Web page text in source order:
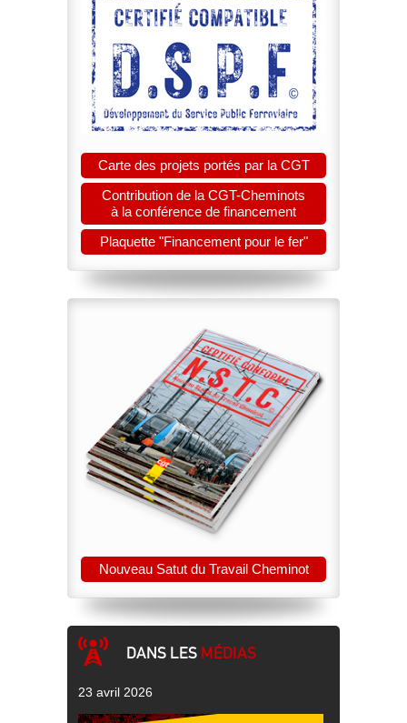
Carte des projets portés par la CGT
Contribution de la CGT-Cheminots
à la conférence de financement
Plaquette "Financement pour le fer"
Nouveau Satut du Travail Cheminot
DANS LES MÉDIAS
23 avril 2026